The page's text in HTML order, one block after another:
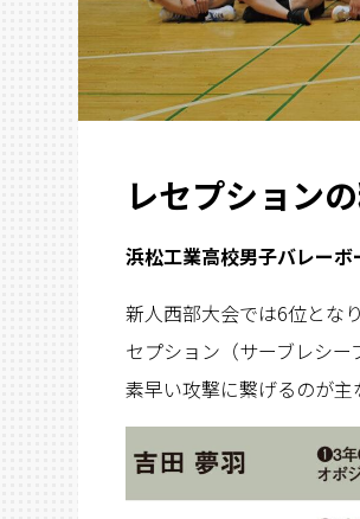
レセプション
浜松工業高校男子バレーボ
新人西部大会では6位とな
セプション（サーブレシ
素早い攻撃に繋げるのが主